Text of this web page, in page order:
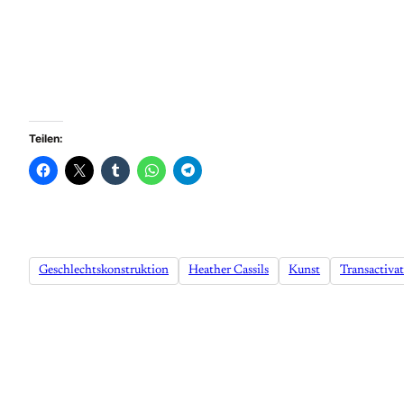
Teilen:
Geschlechtskonstruktion Heather Cassils Kunst